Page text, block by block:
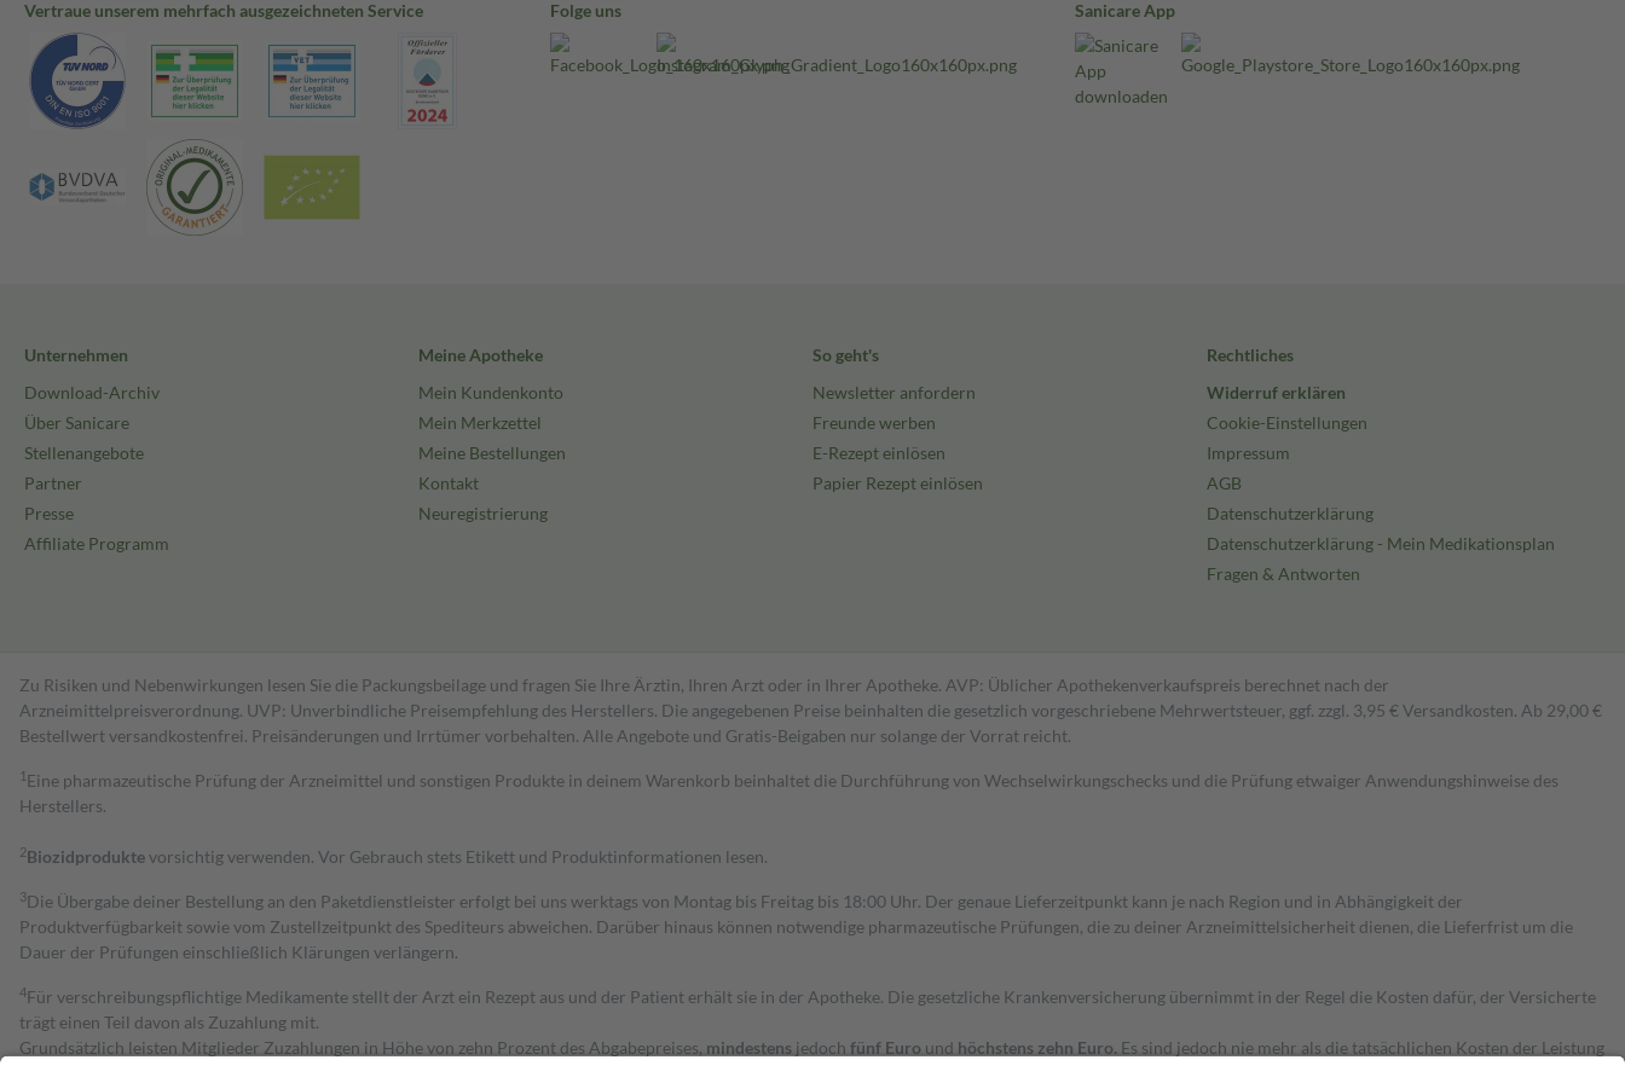
Butter, Colfoidal Qatmeal, Stearic Acid, Dimethicone, Glyceryl Distearate, Glyceryl Stearate,
Phenoxyethanol, Caprylyl Glycol,Acrylates/C10 30 Altyl Acrylate. Crosspolymer, Glycerin, Disodium
EDTA, Sodium Hydroxide, Latic Acid.
Vertraue unserem mehrfach ausgezeichneten Service Folge uns Sanicare App
Unternehmen
Download-Archiv
Über Sanicare
Stellenangebote
Partner
Presse
Affiliate Programm
Meine Apotheke
Mein Kundenkonto
Mein Merkzettel
Meine Bestellungen
Kontakt
Neuregistrierung
So geht's
Newsletter anfordern
Freunde werben
E-Rezept einlösen
Papier Rezept einlösen
Rechtliches
Widerruf erklären
Cookie-Einstellungen
Impressum
AGB
Datenschutzerklärung
Datenschutzerklärung - Mein Medikationsplan
Fragen & Antworten
Zu Risiken und Nebenwirkungen lesen Sie die Packungsbeilage und fragen Sie Ihre Ärztin, Ihren Arzt oder in Ihrer Apotheke. AVP: Üblicher Apothekenverkaufspreis berechnet nach der
Arzneimittelpreisverordnung. UVP: Unverbindliche Preisempfehlung des Herstellers. Die angegebenen Preise beinhalten die gesetzlich vorgeschriebene Mehrwertsteuer, ggf. zzgl. 3,95 € Versandkosten. Ab 29,00 €
Bestell­wert versand­kosten­frei. Preisänderungen und Irrtümer vorbehalten. Alle Angebote und Gratis-Beigaben nur solange der Vorrat reicht.
1 Eine pharmazeutische Prüfung der Arzneimittel und sonstigen Produkte in deinem Warenkorb beinhaltet die Durchführung von Wechselwirkungschecks und die Prüfung etwaiger Anwendungshinweise des
Herstellers.
2Biozidproduktevorsichtig verwenden. Vor Gebrauch stets Etikett und Produktinformationen lesen.
3Die Übergabe deiner Bestellung an den Paketdienstleister erfolgt bei uns werktags von Montag bis Freitag bis 18:00 Uhr. Der genaue Lieferzeitpunkt kann je nach Region und in Abhängigkeit der
Produktverfügbarkeit sowie vom Zustellzeitpunkt des Spediteurs abweichen. Darüber hinaus können notwendige pharmazeutische Prüfungen, die zu deiner Arzneimittelsicherheit dienen, die Lieferfrist um die
Dauer der Prüfungen einschließlich Klärungen verlängern.
4Für verschreibungspflichtige Medikamente stellt der Arzt ein Rezept aus und der Patient erhält sie in der Apotheke. Die gesetzliche Krankenversicherung übernimmt in der Regel die Kosten dafür, der Versicherte
trägt einen Teil davon als Zuzahlung mit.
Grundsätzlich leisten Mitglieder Zuzahlungen in Höhe von zehn Prozent des Abgabepreises, mindestens jedoch fünf Euro und höchstens zehn Euro. Es sind jedoch nie mehr als die tatsächlichen Kosten der Leistung